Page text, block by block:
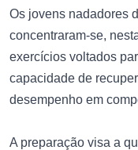
Os jovens nadadores
concentraram-se,
exercícios voltados
capacidade de
desempenho em
A preparação visa a